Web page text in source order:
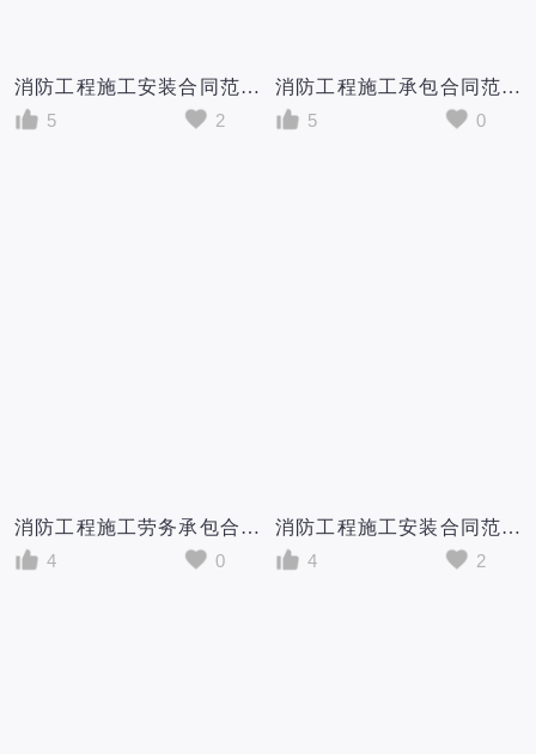
消防工程施工安装合同范本
5
2
消防工程施工承包合同范本5篇
5
0
消防工程施工劳务承包合同范本
4
0
消防工程施工安装合同范本(2篇)
4
2